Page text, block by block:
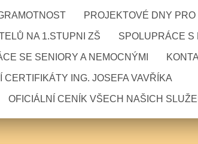
PROJEKTOVÉ DNY PRO
NA 1.STUPNI ZŠ SPOLUPRÁCE S
SE SENIORY A NEMOCNÝMI
CERTIFIKÁTY ING. JOSEFA VAVŘÍKA
OFICIÁLNÍ CENÍK VŠECH NAŠICH